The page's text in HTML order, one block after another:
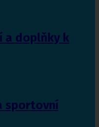
a doplňky k
sportovní